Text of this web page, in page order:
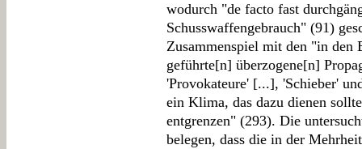
wodurch "de facto fast
Schusswaffengebrauch" (91)
Zusammenspiel mit den "in den
geführte[n] überzogene[n]
'Provokateure' [...], 'Schieber'
ein Klima, das dazu dienen
entgrenzen" (293). Die
belegen, dass die in der